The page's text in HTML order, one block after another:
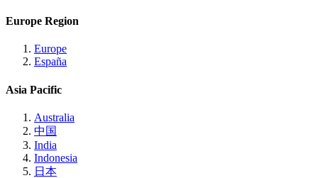
Europe Region
Europe
España
Asia Pacific
Australia
中国
India
Indonesia
日本